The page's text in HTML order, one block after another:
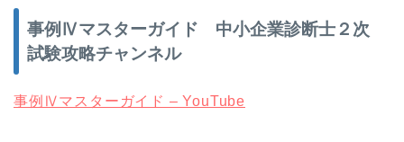
事例Ⅳマスターガイド 中小企業診断士２次
試験攻略チャンネル
事例Ⅳマスターガイド – YouTube